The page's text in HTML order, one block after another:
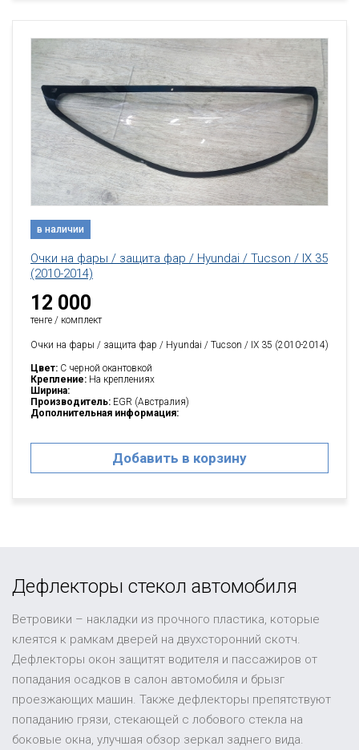
в наличии
Очки на фары / защита фар / Hyundai / Tucson / IX 35
(2010-2014)
12 000
тенге / комплект
Очки на фары / защита фар / Hyundai / Tucson / IX 35 (2010-2014)
Цвет: C черной окантовкой
Крепление: На креплениях
Ширина:
Производитель: EGR (Австралия)
Дополнительная информация:
Добавить в корзину
Дефлекторы стекол автомобиля
Ветровики – накладки из прочного пластика, которые
клеятся к рамкам дверей на двухсторонний скотч.
Дефлекторы окон защитят водителя и пассажиров от
попадания осадков в салон автомобиля и брызг
проезжающих машин. Также дефлекторы препятствуют
попаданию грязи, стекающей с лобового стекла на
боковые окна, улучшая обзор зеркал заднего вида.